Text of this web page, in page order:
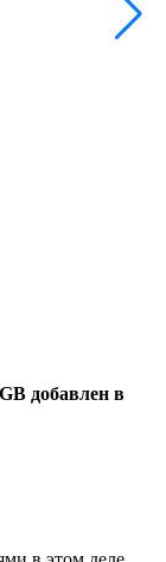
добавлен в